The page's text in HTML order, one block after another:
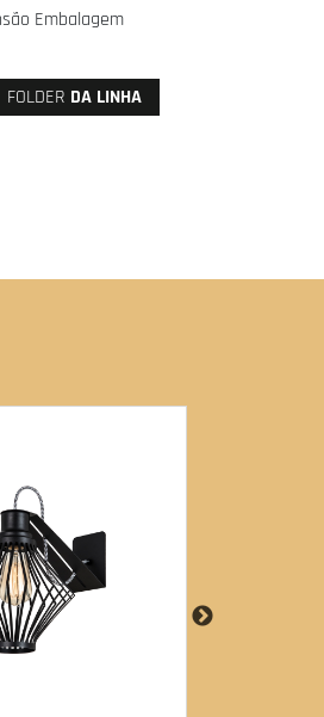
Embalagem
FOLDER DA LINHA